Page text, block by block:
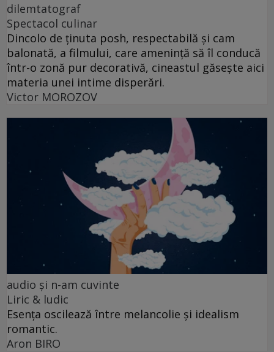
dilemtatograf
Spectacol culinar
Dincolo de ținuta posh, respectabilă și cam
balonată, a filmului, care amenință să îl conducă
într-o zonă pur decorativă, cineastul găsește aici
materia unei intime disperări.
Victor MOROZOV
audio şi n-am cuvinte
Liric & ludic
Esența oscilează între melancolie și idealism
romantic.
Aron BIRO